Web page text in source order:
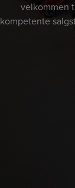
velkommen
kompetente